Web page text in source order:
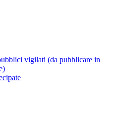
vigilati (da pubblicare in